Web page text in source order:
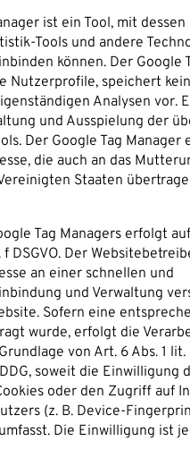
ist ein Tool, mit
Tools und andere
können. Der Google
Nutzerprofile, speichert
Analysen vor.
und Ausspielung der
Der Google Tag Manager
die auch an das
Staaten
Tag Managers erfolgt
f DSGVO. Der
an einer schnellen und
und Verwaltung
Sofern eine
wurde, erfolgt die
von Art. 6 Abs. 1 lit.
soweit die Einwilligung
oder den Zugriff auf
(z. B. Device-
Die Einwilligung ist